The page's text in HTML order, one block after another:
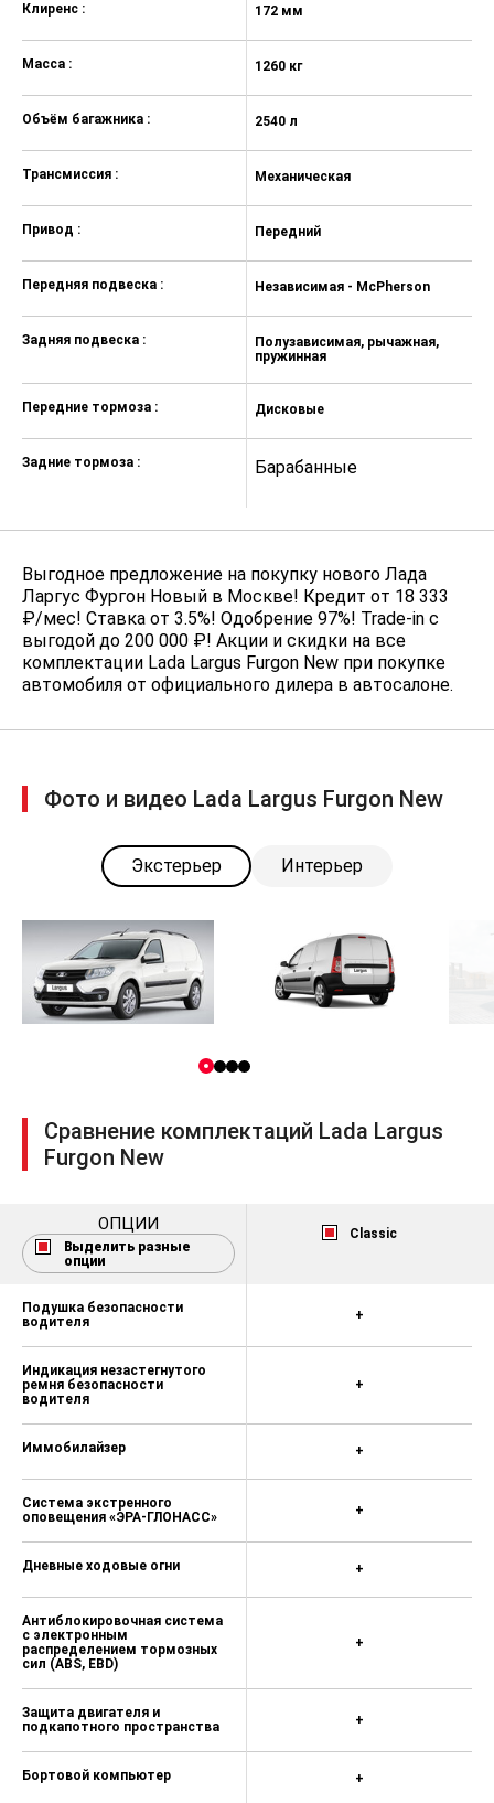
Клиренс :
Масса :
Объём багажника :
Трансмиссия :
Привод :
Передняя подвеска :
Задняя подвеска :
Передние тормоза :
Задние тормоза :
172 мм
1260 кг
2540 л
Механическая
Передний
Независимая - McPherson
Полузависимая, рычажная,
пружинная
Дисковые
Барабанные
Выгодное предложение на покупку нового Лада
Ларгус Фургон Новый в Москве! Кредит от 18 333
₽/мес! Ставка от 3.5%! Одобрение 97%! Trade-in с
выгодой до 200 000 ₽! Акции и скидки на все
комплектации Lada Largus Furgon New при покупке
автомобиля от официального дилера в автосалоне.
Фото и видео Lada Largus Furgon New
Экстерьер Интерьер
Сравнение комплектаций Lada Largus
Furgon New
ОПЦИИ
Выделить разные
опции
Classic
Подушка безопасности
водителя
Индикация незастегнутого
ремня безопасности
водителя
Иммобилайзер
Система экстренного
оповещения «ЭРА-ГЛОНАСС»
Дневные ходовые огни
Антиблокировочная система
с электронным
распределением тормозных
сил (ABS, EBD)
Защита двигателя и
подкапотного пространства
Бортовой компьютер
+
+
+
+
+
+
+
+